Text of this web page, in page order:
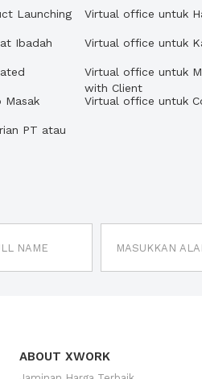
Launching Virtual office untuk
Ibadah Virtual office untuk
Virtual office untuk
with Client
Masak Virtual office untuk
PT atau
ABOUT XWORK